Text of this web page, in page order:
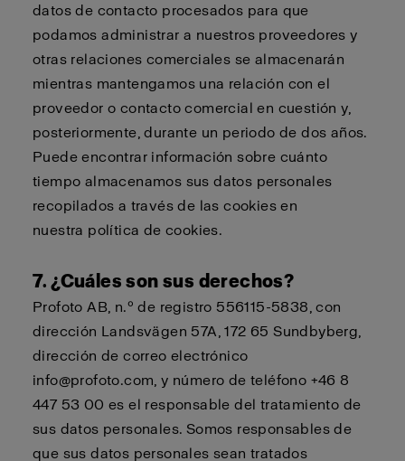
datos de contacto procesados para que
podamos administrar a nuestros proveedores y
otras relaciones comerciales se almacenarán
mientras mantengamos una relación con el
proveedor o contacto comercial en cuestión y,
posteriormente, durante un periodo de dos años.
Puede encontrar información sobre cuánto
tiempo almacenamos sus datos personales
recopilados a través de las cookies en
nuestra política de cookies.
7. ¿Cuáles son sus derechos?
Profoto AB, n.º de registro 556115-5838, con
dirección Landsvägen 57A, 172 65 Sundbyberg,
dirección de correo electrónico
info@profoto.com, y número de teléfono +46 8
447 53 00 es el responsable del tratamiento de
sus datos personales. Somos responsables de
que sus datos personales sean tratados